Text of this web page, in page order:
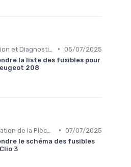
• 05/07/2025
la liste des fusibles pour
208
• 07/07/2025
le schéma des fusibles
3